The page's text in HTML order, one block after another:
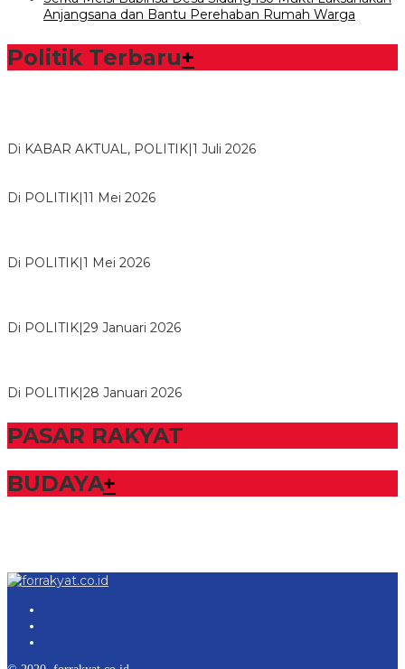
Anjangsana dan Bantu Perehaban Rumah Warga
Politik Terbaru+
Di KABAR AKTUAL, POLITIK 1 Juli 2026
Di POLITIK 11 Mei 2026
Di POLITIK 1 Mei 2026
Di POLITIK 29 Januari 2026
Di POLITIK 28 Januari 2026
PASAR RAKYAT
BUDAYA+